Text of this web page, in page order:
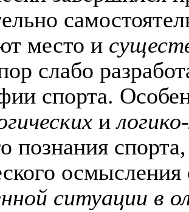
место и
слабо
спорта.
и
познания
ситуации в